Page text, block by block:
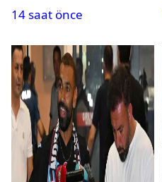
saat kaçta oynanacak?
14 saat önce